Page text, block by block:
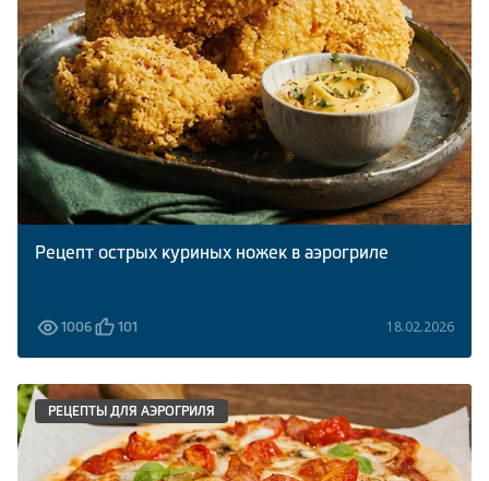
Климатическая техника
Сравнить 0
Рецепт острых куриных ножек в аэрогриле
1006 101 18.02.2026
РЕЦЕПТЫ ДЛЯ АЭРОГРИЛЯ